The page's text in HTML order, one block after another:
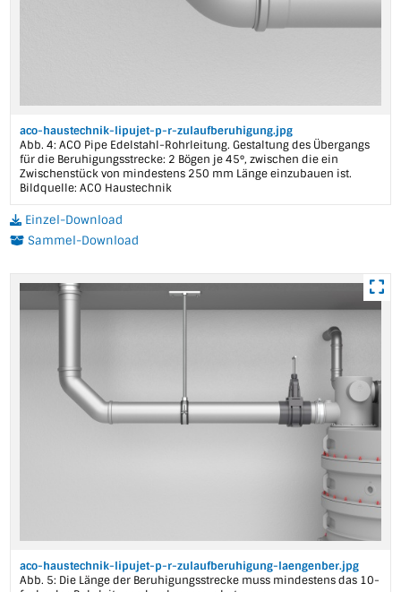
aco-haustechnik-lipujet-p-r-zulaufberuhigung.jpg
Abb. 4: ACO Pipe Edelstahl-Rohrleitung. Gestaltung des Übergangs
für die Beruhigungsstrecke: 2 Bögen je 45°, zwischen die ein
Zwischenstück von mindestens 250 mm Länge einzubauen ist.
Bildquelle: ACO Haustechnik
Einzel-Download
Sammel-Download
aco-haustechnik-lipujet-p-r-zulaufberuhigung-laengenber.jpg
Abb. 5: Die Länge der Beruhigungsstrecke muss mindestens das 10-